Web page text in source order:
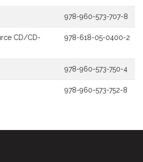
978-960-573-707-8
CD/CD-
978-618-05-0400-2
978-960-573-750-4
978-960-573-752-8